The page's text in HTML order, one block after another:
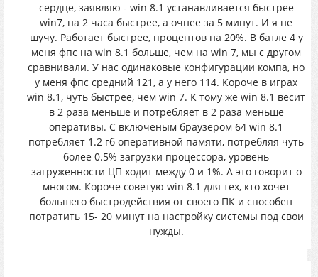
сердце, заявляю - win 8.1 устанавливается быстрее
win7, на 2 часа быстрее, а очнее за 5 минут. И я не
шучу. Работает быстрее, процентов на 20%. В батле 4 у
меня фпс на win 8.1 больше, чем на win 7, мы с другом
сравнивали. У нас одинаковые конфигурации компа, но
у меня фпс средний 121, а у него 114. Короче в играх
win 8.1, чуть быстрее, чем win 7. К тому же win 8.1 весит
в 2 раза меньше и потребляет в 2 раза меньше
оперативы. С включёным браузером 64 win 8.1
потребляет 1.2 гб оперативной памяти, потребляя чуть
более 0.5% загрузки процессора, уровень
загруженности ЦП ходит между 0 и 1%. А это говорит о
многом. Короче советую win 8.1 для тех, кто хочет
большего быстродействия от своего ПК и способен
потратить 15- 20 минут на настройку системы под свои
нужды.